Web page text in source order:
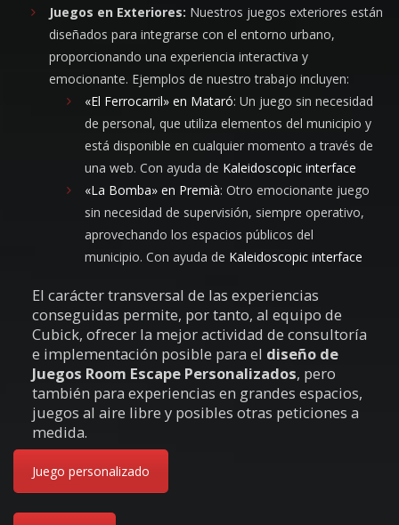
Juegos en Exteriores: Nuestros juegos exteriores están
diseñados para integrarse con el entorno urbano,
proporcionando una experiencia interactiva y
emocionante. Ejemplos de nuestro trabajo incluyen:
«El Ferrocarril» en Mataró: Un juego sin necesidad
de personal, que utiliza elementos del municipio y
está disponible en cualquier momento a través de
una web. Con ayuda de Kaleidoscopic interface
«La Bomba» en Premià: Otro emocionante juego
sin necesidad de supervisión, siempre operativo,
aprovechando los espacios públicos del
municipio. Con ayuda de Kaleidoscopic interface
El carácter transversal de las experiencias
conseguidas permite, por tanto, al equipo de
Cubick, ofrecer la mejor actividad de consultoría
e implementación posible para el diseño de
Juegos Room Escape Personalizados, pero
también para experiencias en grandes espacios,
juegos al aire libre y posibles otras peticiones a
medida.
Juego personalizado